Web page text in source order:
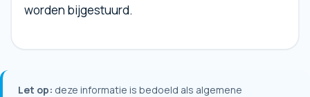
worden bijgestuurd.
Let op: deze informatie is bedoeld als algemene